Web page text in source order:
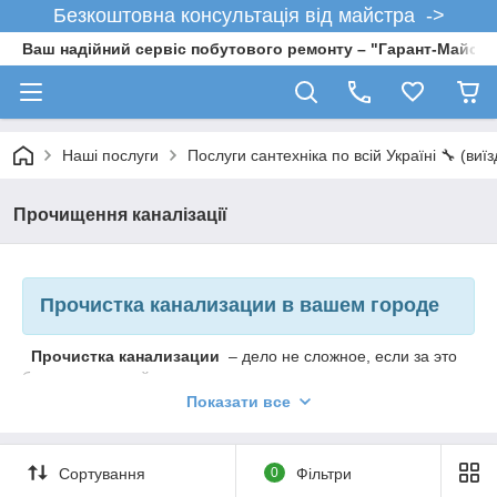
Безкоштовна консультація від майстра ->
Ваш надійний сервіс побутового ремонту – "Гарант-
Наші послуги Послуги сантехніка по всій Україні 🔧
Прочищення каналізації
Прочистка канализации в вашем городе
Прочистка канализации – дело не сложное, если за это
берется хороший мастер.
Рано или поздно каждый может столкнуться с тем, что вода
чувствуется неприятный запах или вода может выливаться
на пол. Это все свидетельствует о том, что у Вас
Показати все
Сортування 0 Фільтри